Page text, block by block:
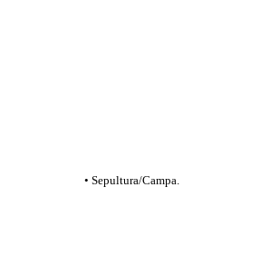
• Sepultura/Campa.